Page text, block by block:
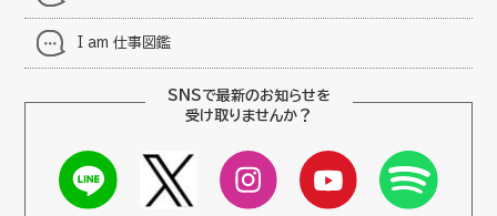
I am 仕事図鑑
SNSで最新のお知らせを
受け取りませんか？